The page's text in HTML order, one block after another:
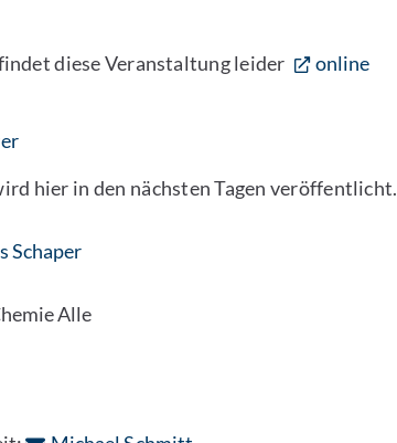
diese Veranstaltung leider
online
hier in den nächsten Tagen veröffentlicht.
Schaper
Alle